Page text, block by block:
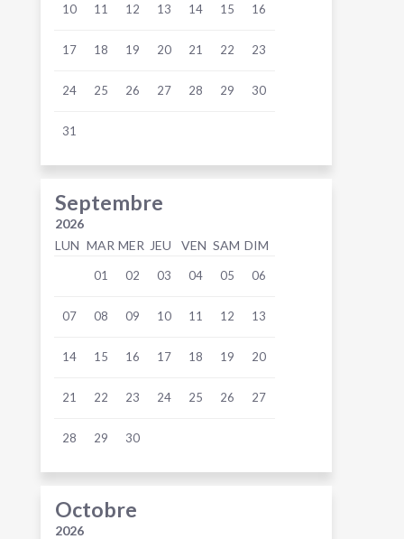
10 11 12 13 14 15 16
17 18 19 20 21 22 23
24 25 26 27 28 29 30
31
Septembre
2026
LUN MAR MER JEU VEN SAM DIM
01 02 03 04 05 06
07 08 09 10 11 12 13
14 15 16 17 18 19 20
21 22 23 24 25 26 27
28 29 30
Octobre
2026